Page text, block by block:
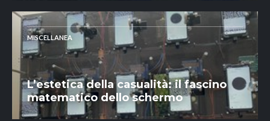
MISCELLANEA
L’estetica della casualità: il fascino
matematico dello schermo